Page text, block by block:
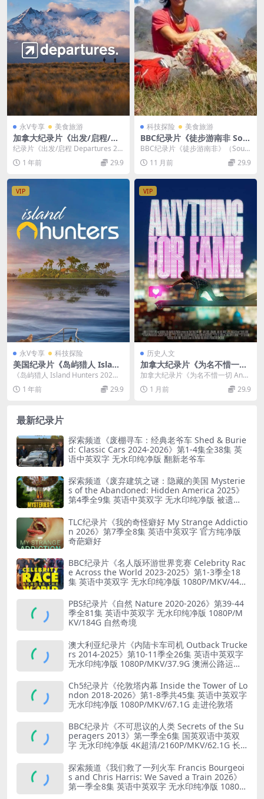
永V专享 美食旅游
加拿大纪录片《出发/启程/旅
行者 Departures 2008-201
0》第1-3季全42集 英语中英
双字 官方纯净版 1080P/MK
纪录片《出发/启程 Departures 20
08-2010》第1-3季全42集...
1 年前 29.9
科技探险 美食旅游
BBC纪录片《徒步游南非 Sou
th Africa Walks》全4集 英语
中字标清 南非纪录片下载
BBC纪录片《徒步游南非》（South
Africa Walks）以“一国一世界...
11 月前 29.9
VIP
永V专享 科技探险
美国纪录片《岛屿猎人 Island
Hunters 2023》第4-5季全30
集 英语中英双字 无水印纯净
版 1080P/MKV/82.3G 买个岛
《岛屿猎人 Island Hunters 202
3》：热带岛屿的梦幻探寻 202...
1 年前 29.9
VIP
历史人文
加拿大纪录片《为名不惜一切
Anything for Fame 2023》
英语中英双字 无水印纯净版 1
080P/MKV/1.41G 网络名人现
加拿大纪录片《为名不惜一切 Anyt
hing for Fame 2023》介绍 ...
1 月前 29.9
最新纪录片
探索频道《废棚寻车：经典老爷车 Shed & Burie
d: Classic Cars 2024-2026》第1-4集全38集 英
语中英双字 无水印纯净版 翻新老爷车
探索频道《废弃建筑之谜：隐藏的美国 Mysterie
s of the Abandoned: Hidden America 2025》
第4季全9集 英语中英双字 无水印纯净版 被遗弃
TLC纪录片《我的奇怪癖好 My Strange Addictio
n 2026》第7季全8集 英语中英双字 官方纯净版
奇葩癖好
BBC纪录片《名人版环游世界竞赛 Celebrity Rac
e Across the World 2023-2025》第1-3季全18
集 英语中英双字 无水印纯净版 1080P/MKV/44.8
PBS纪录片《自然 Nature 2020-2026》第39-44
季全81集 英语中英双字 无水印纯净版 1080P/M
KV/184G 自然奇境
澳大利亚纪录片《内陆卡车司机 Outback Trucke
rs 2014-2025》第10-11季全26集 英语中英双字
无水印纯净版 1080P/MKV/37.9G 澳洲公路运输
Ch5纪录片《伦敦塔内幕 Inside the Tower of Lo
ndon 2018-2026》第1-8季共45集 英语中英双字
无水印纯净版 1080P/MKV/67.1G 走进伦敦塔
BBC纪录片《不可思议的人类 Secrets of the Su
peragers 2013》第一季全6集 国英双语中英双
字 无水印纯净版 4K超清/2160P/MKV/62.1G 长
探索频道《我们救了一列火车 Francis Bourgeoi
s and Chris Harris: We Saved a Train 2026》
第一季全8集 英语中英双字 无水印纯净版 1080P/